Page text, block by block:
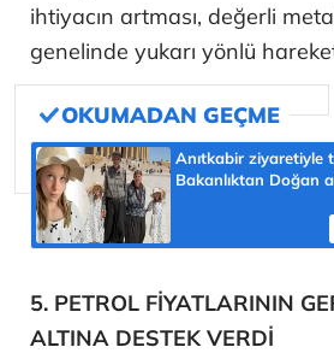
ihtiyacın artması, değerli
genelinde yukarı yönlü
Anıtkabir ziyaretiyle
Bakanlıktan Doğan
5. PETROL FİYATLARININ
ALTINA DESTEK VERDİ